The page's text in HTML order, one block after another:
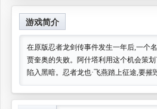
游戏简介
在原版忍者龙剑传事件发生一年后,一个
贾奎奥的失败。阿什塔利用这个机会策
陷入黑暗。忍者龙也·飞燕踏上征途,要摧